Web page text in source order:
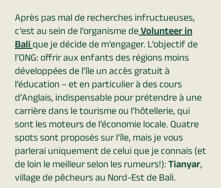
Après pas mal de recherches infructueuses,
c’est au sein de l’organisme deVolunteer in
Balique je décide de m’engager. L’objectif de
l’ONG: offrir aux enfants des régions moins
développées de l’île un accès gratuit à
l’éducation – et en particulier à des cours
d’Anglais, indispensable pour prétendre à une
carrière dans le tourisme ou l’hôtellerie, qui
sont les moteurs de l’économie locale. Quatre
spots sont proposés sur l’île, mais je vous
parlerai uniquement de celui que je connais (et
de loin le meilleur selon les rumeurs!):Tianyar,
village de pêcheurs au Nord-Est de Bali.